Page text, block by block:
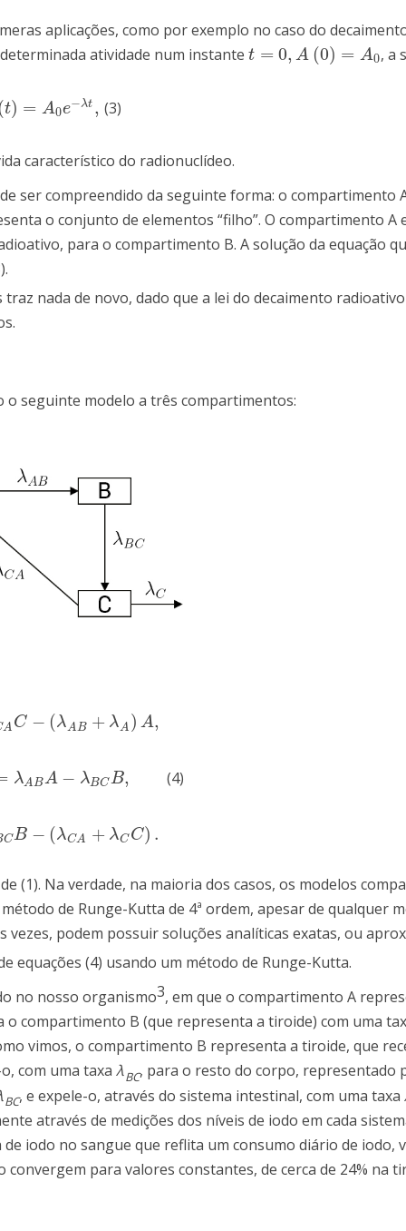
aplicações, como por exemplo no caso do
atividade num instante t = 0, A (0) = A0
t=0, A(0 )=A0 , a
t) = A0e−λt ,
)=A 0e −λt, (3)
característico do radionuclídeo.
ser compreendido da seguinte forma: o compartimento
o conjunto de elementos “filho”. O compartimento A
para o compartimento B. A solução da equação
nada de novo, dado que a lei do decaimento
o seguinte modelo a três compartimentos:
A C − (λAB + λA ) A,
λABA − λBCB,
CB − (λCA + λC C) .
( λAB+λA)A dBdt=λ λB
(4)
(1). Na verdade, na maioria dos casos, os modelos
de Runge-Kutta de 4ª ordem, apesar de qualquer
podem possuir soluções analíticas exatas, ou
equações (4) usando um método de Runge-Kutta.
no nosso organismo3, em que o compartimento A
compartimento B (que representa a tiroide) com uma
vimos, o compartimento B representa a tiroide, que
com uma taxa λBC, para o resto do corpo, representado
BC, e expele-o, através do sistema intestinal, com uma taxa
através de medições dos níveis de iodo em cada
iodo no sangue que reflita um consumo diário de iodo,
para valores constantes, de cerca de 24% na